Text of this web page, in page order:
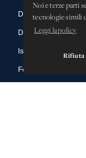
Noi e terze parti
tecnologie simili
Leggi la policy
Rifiuta
DBContest
DBDrive
Iscrizioni
Fotografie